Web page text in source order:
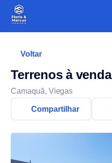
Voltar
Terrenos à venda
Camaquã, Viegas
Compartilhar